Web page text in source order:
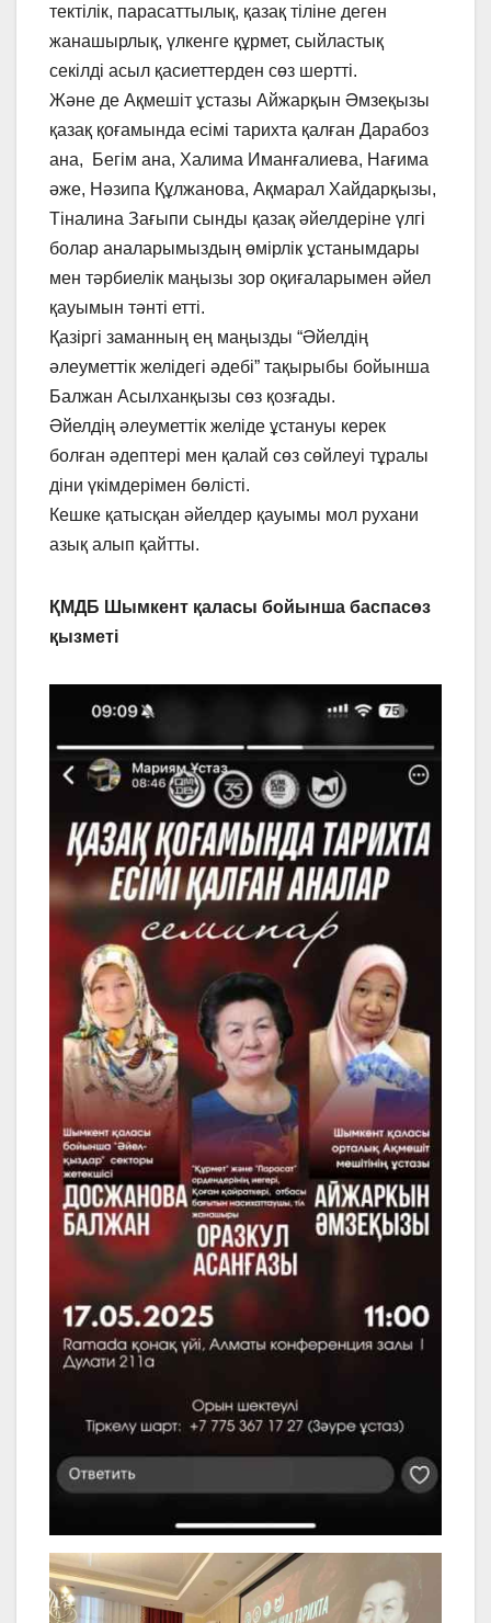
тектілік, парасаттылық, қазақ тіліне деген
жанашырлық, үлкенге құрмет, сыйластық
секілді асыл қасиеттерден сөз шертті.
Және де Ақмешіт ұстазы Айжарқын Әмзеқызы
қазақ қоғамында есімі тарихта қалған Дарабоз
ана, Бегім ана, Халима Иманғалиева, Нағима
әже, Нәзипа Құлжанова, Ақмарал Хайдарқызы,
Тіналина Зағыпи сынды қазақ әйелдеріне үлгі
болар аналарымыздың өмірлік ұстанымдары
мен тәрбиелік маңызы зор оқиғаларымен әйел
қауымын тәнті етті.
Қазіргі заманның ең маңызды “Әйелдің
әлеуметтік желідегі әдебі” тақырыбы бойынша
Балжан Асылханқызы сөз қозғады.
Әйелдің әлеуметтік желіде ұстануы керек
болған әдептері мен қалай сөз сөйлеуі тұралы
діни үкімдерімен бөлісті.
Кешке қатысқан әйелдер қауымы мол рухани
азық алып қайтты.
ҚМДБ Шымкент қаласы бойынша баспасөз
қызметі